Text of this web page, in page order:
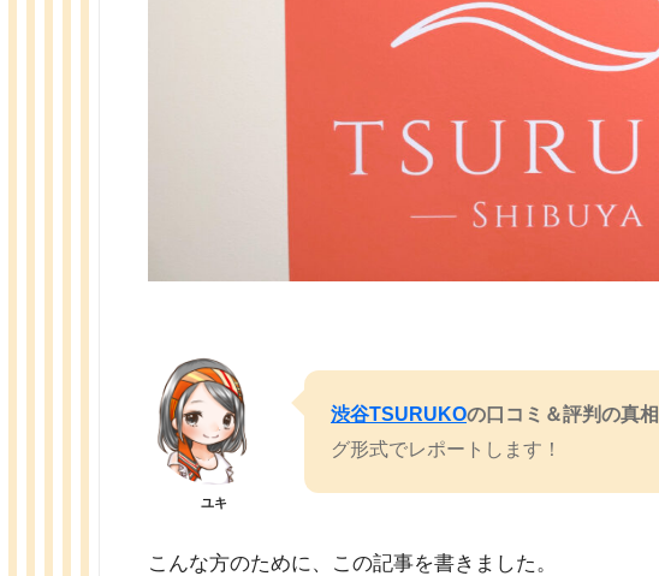
ユキ
渋谷TSURUKOの口コミ＆評判の真相
グ形式でレポートします！
こんな方のために、この記事を書きました。